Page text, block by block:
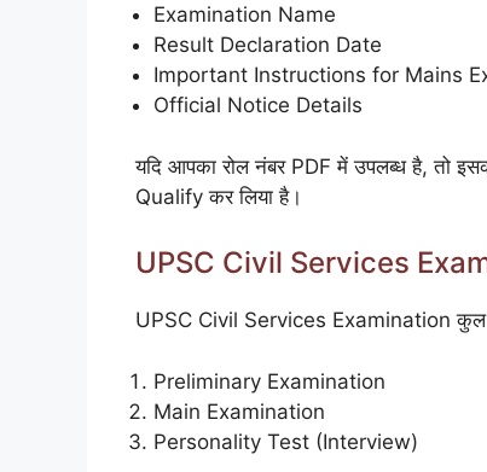
Examination Name
Result Declaration Date
Important Instructions for Mains
Official Notice Details
यदि आपका रोल नंबर PDF में उपलब्ध है, तो
Qualify कर लिया है।
UPSC Civil Services
UPSC Civil Services Examination कुल
Preliminary Examination
Main Examination
Personality Test (Interview)